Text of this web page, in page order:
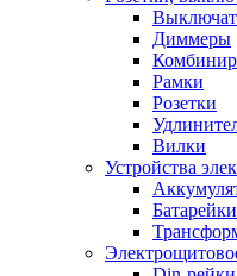
Диммеры
Рамки
Розетки
Вилки
Устройства
Батарейки